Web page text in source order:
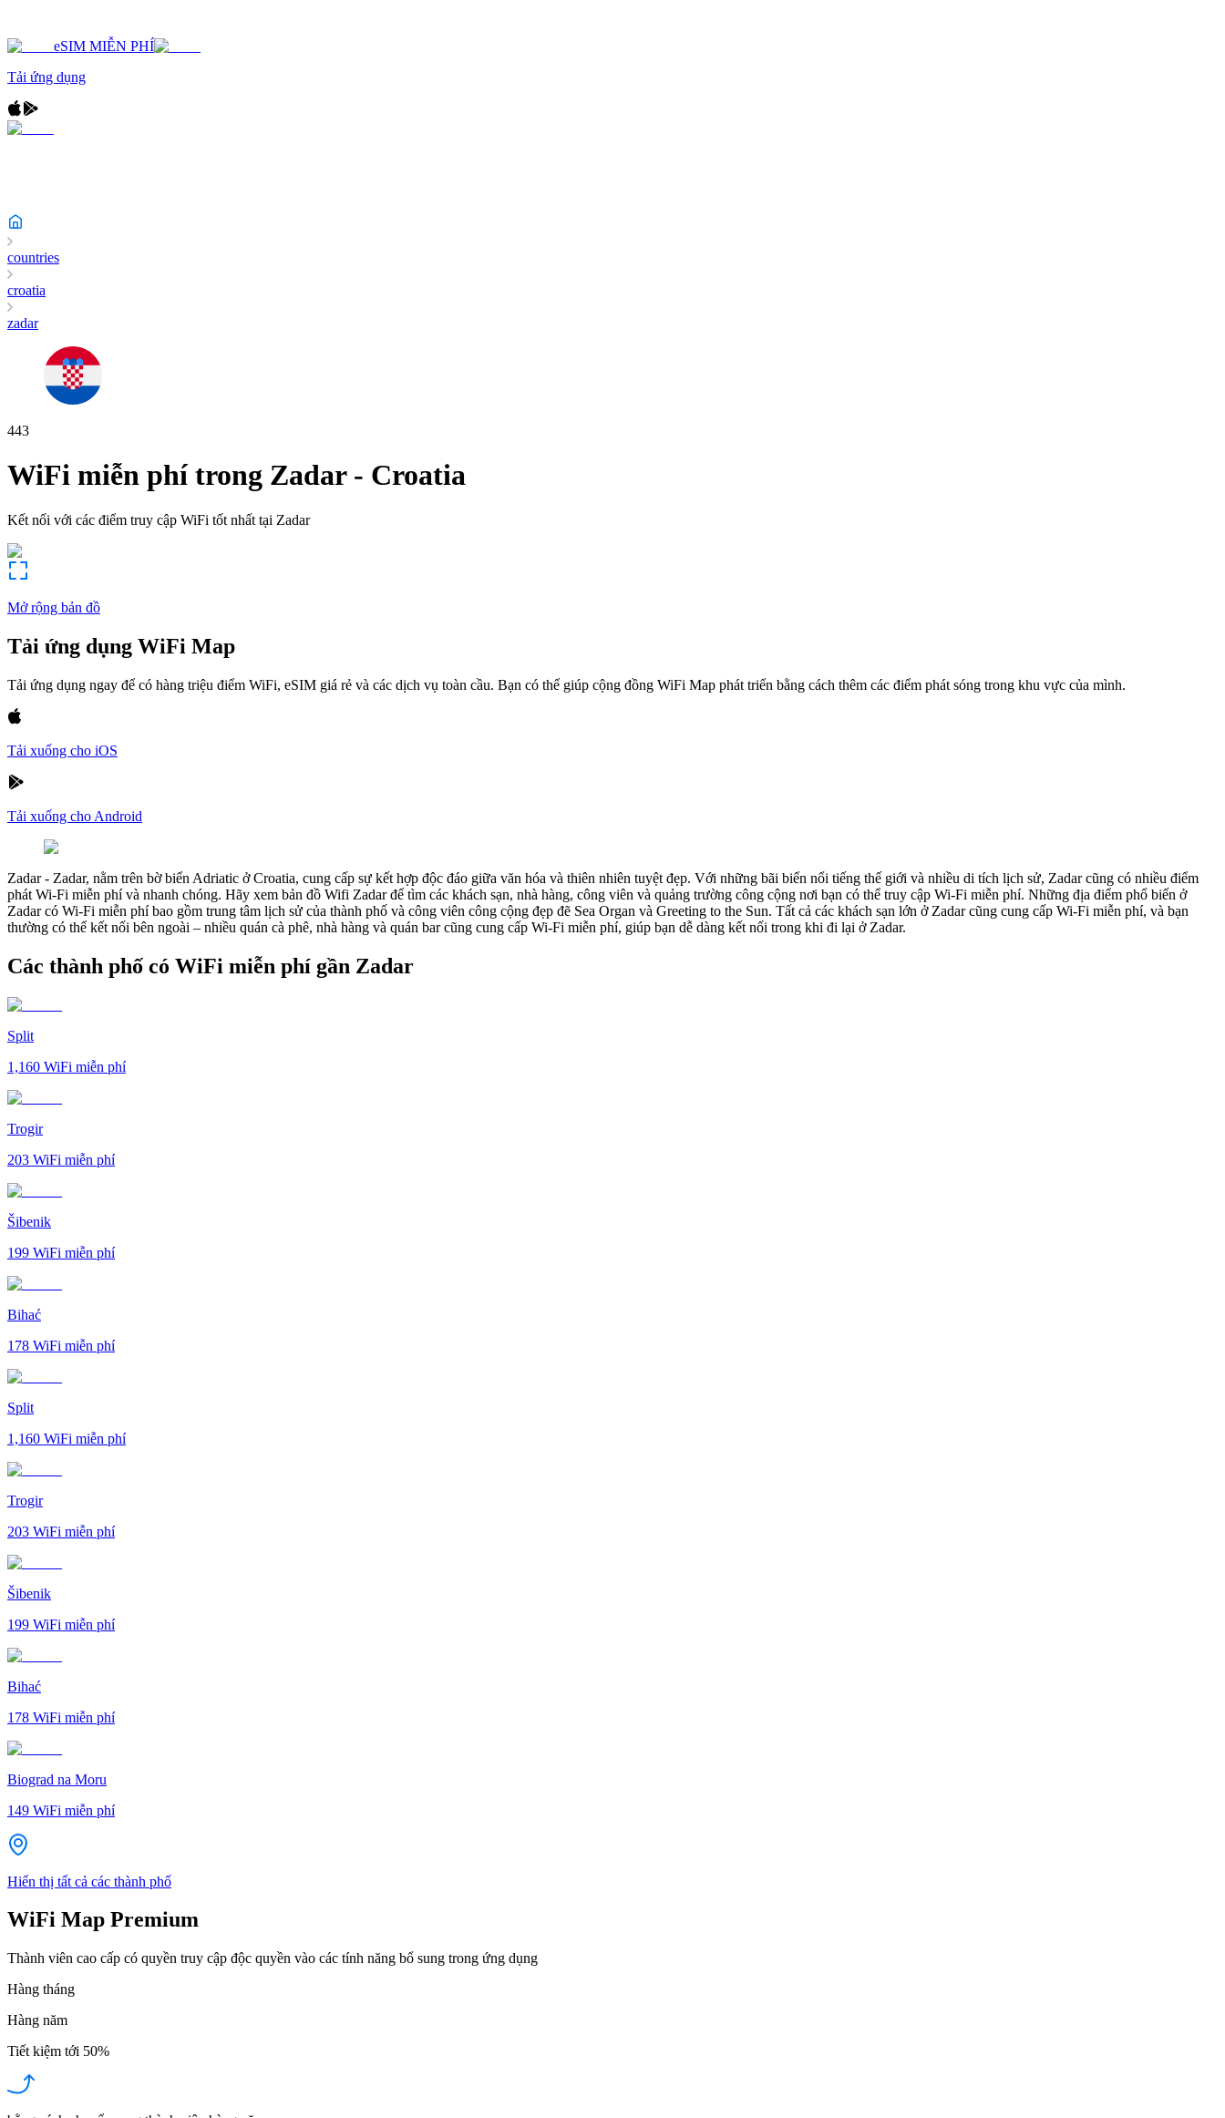
eSIM MIỄN PHÍ
Tải ứng dụng
countries
croatia
zadar
443
WiFi miễn phí trong Zadar- Croatia
Kết nối với các điểm truy cập WiFi tốt nhất tại Zadar
Mở rộng bản đồ
Tải ứng dụng WiFi Map
Tải ứng dụng ngay để có hàng triệu điểm WiFi, eSIM giá rẻ và các dịch vụ toàn cầu. Bạn có thể giúp cộng đồng WiFi Map phát triển bằng cách thêm các điểm phát sóng trong khu vực của mình.
Tải xuống cho iOS
Tải xuống cho Android
Zadar- Zadar, nằm trên bờ biển Adriatic ở Croatia, cung cấp sự kết hợp độc đáo giữa văn hóa và thiên nhiên tuyệt đẹp. Với những bãi biển nổi tiếng thế giới và nhiều di tích lịch sử, Zadar cũng có nhiều điểm
phát Wi-Fi miễn phí và nhanh chóng. Hãy xem bản đồ Wifi Zadar để tìm các khách sạn, nhà hàng, công viên và quảng trường công cộng nơi bạn có thể truy cập Wi-Fi miễn phí. Những địa điểm phổ biến ở
Zadar có Wi-Fi miễn phí bao gồm trung tâm lịch sử của thành phố và công viên công cộng đẹp đẽ Sea Organ và Greeting to the Sun. Tất cả các khách sạn lớn ở Zadar cũng cung cấp Wi-Fi miễn phí, và bạn
thường có thể kết nối bên ngoài – nhiều quán cà phê, nhà hàng và quán bar cũng cung cấp Wi-Fi miễn phí, giúp bạn dễ dàng kết nối trong khi đi lại ở Zadar.
Các thành phố có WiFi miễn phí gần Zadar
Split
1,160 WiFi miễn phí
Trogir
203 WiFi miễn phí
Šibenik
199 WiFi miễn phí
Bihać
178 WiFi miễn phí
Split
1,160 WiFi miễn phí
Trogir
203 WiFi miễn phí
Šibenik
199 WiFi miễn phí
Bihać
178 WiFi miễn phí
Biograd na Moru
149 WiFi miễn phí
Hiển thị tất cả các thành phố
WiFi Map Premium
Thành viên cao cấp có quyền truy cập độc quyền vào các tính năng bổ sung trong ứng dụng
Hàng tháng
Hàng năm
Tiết kiệm tới 50%